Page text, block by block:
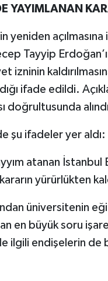
YAYIMLANAN
yeniden
Tayyip
izninin
ifade edildi.
doğrultusunda
şu ifadeler yer aldı:
atanan
kararın yürürlükten
üniversitenin
en büyük soru
ilgili endişelerin